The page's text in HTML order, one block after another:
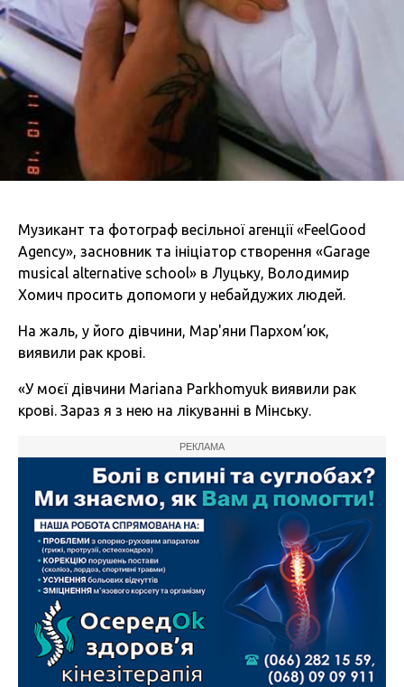
Музикант та фотограф весільної агенції «FeelGood
Agency», засновник та ініціатор створення «Garage
musical alternative school» в Луцьку, Володимир
Хомич просить допомоги у небайдужих людей.
На жаль, у його дівчини, Мар'яни Пархом’юк,
виявили рак крові.
«У моєї дівчини Mariana Parkhomyuk виявили рак
крові. Зараз я з нею на лікуванні в Мінську.
РЕКЛАМА